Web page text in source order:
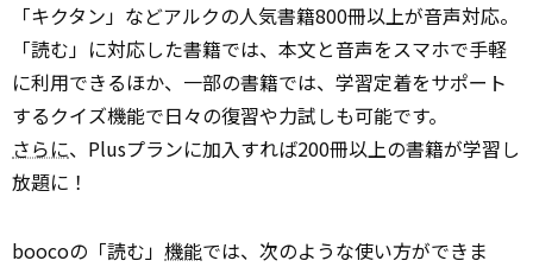
「キクタン」などアルクの人気書籍800冊以上が音声対応。
「読む」に対応した書籍では、本文と音声をスマホで手軽
に利用できるほか、一部の書籍では、学習定着をサポート
するクイズ機能で日々の復習や力試しも可能です。
さらに、Plusプランに加入すれば200冊以上の書籍が学習し
放題に！
boocoの「読む」 機能では、次のような使い方ができま